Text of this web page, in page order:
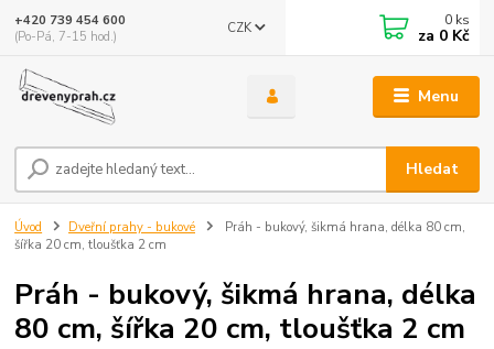
Menu
CZK
Hledat
+420 739 454 600
(Po-Pá, 7-15 hod.)
0 ks
za 0 Kč
Úvod Dveřní prahy - bukové
Práh - bukový, šikmá hrana, délka 80 cm,
šířka 20 cm, tloušťka 2 cm
Práh - bukový, šikmá hrana, délka
80 cm, šířka 20 cm, tloušťka 2 cm